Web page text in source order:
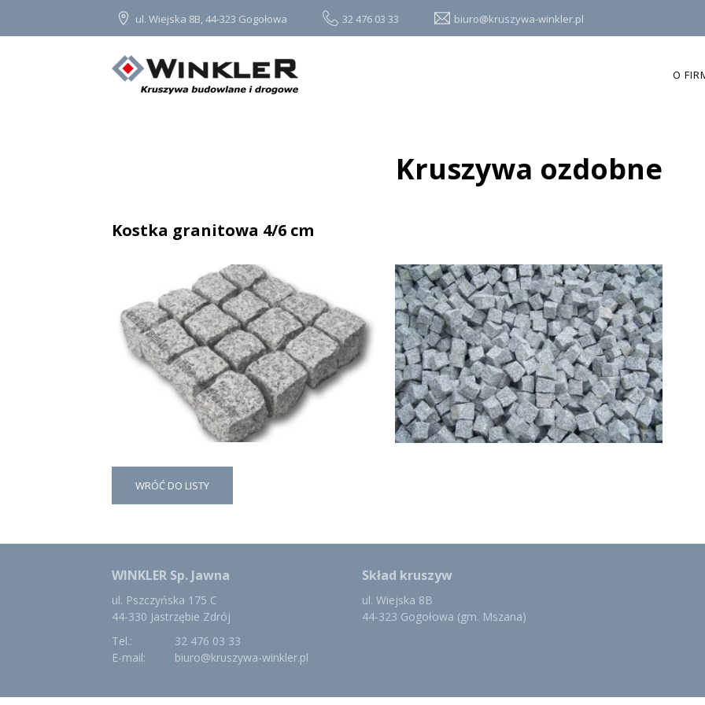
ul. Wiejska 8B, 44-323 Gogołowa 32 476 03 33 biuro@kruszywa-winkler.pl
O
Kruszywa ozdobne
Kostka granitowa 4/6 cm
WRÓĆ DO LISTY
WINKLER Sp. Jawna
ul. Pszczyńska 175 C
44-330 Jastrzębie Zdrój
Tel.:
32 476 03 33
E-mail:
biuro@kruszywa-winkler.pl
Skład kruszyw
ul. Wiejska 8B
44-323 Gogołowa (gm. Mszana)